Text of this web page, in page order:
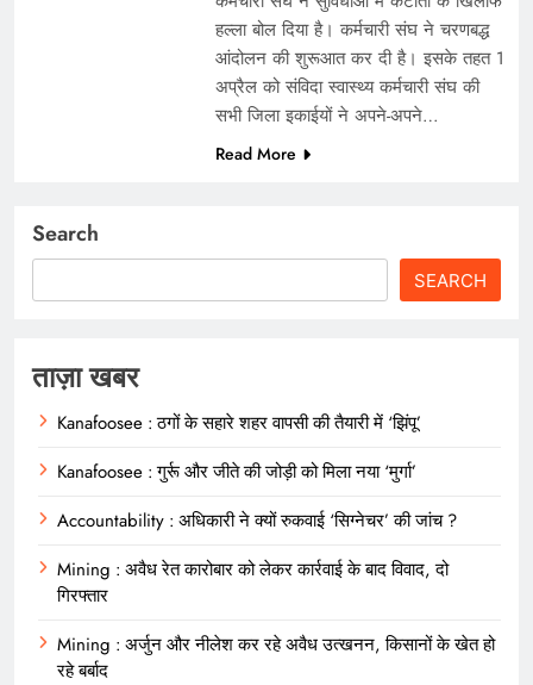
हल्ला बोल दिया है। कर्मचारी संघ ने चरणबद्ध
आंदोलन की शुरूआत कर दी है। इसके तहत 1
अप्रैल को संविदा स्वास्थ्य कर्मचारी संघ की
सभी जिला इकाईयों ने अपने-अपने…
Read More
Search
SEARCH
ताज़ा खबर
Kanafoosee : ठगों के सहारे शहर वापसी की तैयारी में ‘झिंपू’
Kanafoosee : गुर्रू और जीते की जोड़ी को मिला नया ‘मुर्गा’
Accountability : अधिकारी ने क्यों रुकवाई ‘सिग्नेचर’ की जांच ?
Mining : अवैध रेत कारोबार को लेकर कार्रवाई के बाद विवाद, दो
गिरफ्तार
Mining : अर्जुन और नीलेश कर रहे अवैध उत्खनन, किसानों के खेत हो
रहे बर्बाद